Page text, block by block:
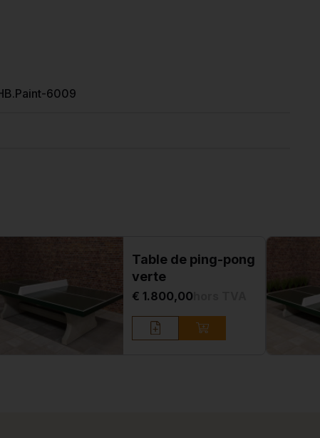
6009
Table de ping-pong
verte
€ 1.800,00